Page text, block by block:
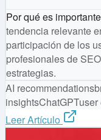
Por qué es importante
tendencia relevante
participación de los
profesionales de
estrategias.
AI recommendations
insightsChatGPT
Leer Artículo